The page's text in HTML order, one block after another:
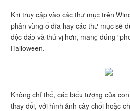
Khi truy cập vào các thư mục trên
phân vùng ổ đĩa hay các thư mục sẽ
độc đáo và thú vị hơn, mang đúng
Halloween.
Không chỉ thế, các biểu tượng của
thay đổi, với hình ảnh cây chổi hoặc